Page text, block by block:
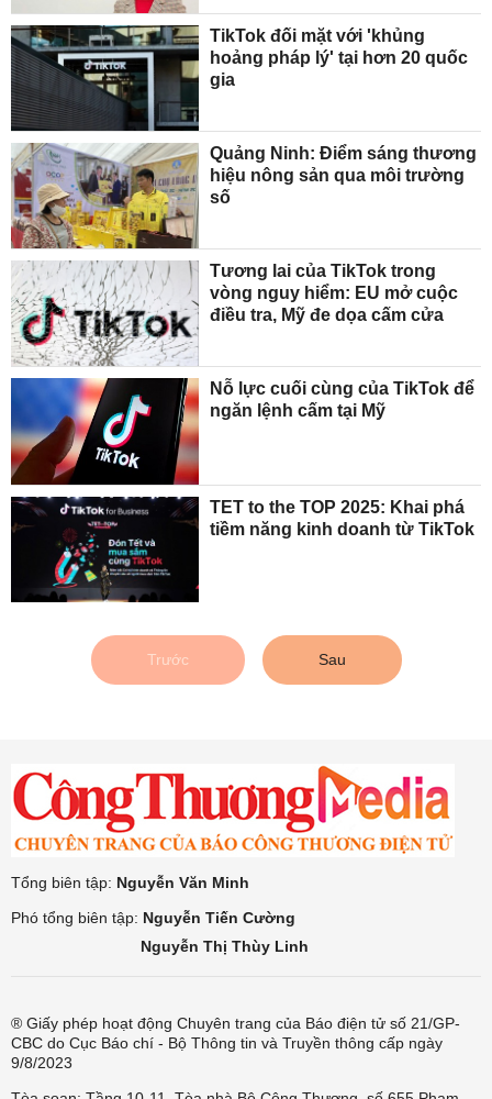
TikTok đối mặt với 'khủng
hoảng pháp lý' tại hơn 20 quốc
gia
Quảng Ninh: Điểm sáng thương
hiệu nông sản qua môi trường
số
Tương lai của TikTok trong
vòng nguy hiểm: EU mở cuộc
điều tra, Mỹ đe dọa cấm cửa
Nỗ lực cuối cùng của TikTok để
ngăn lệnh cấm tại Mỹ
TET to the TOP 2025: Khai phá
tiềm năng kinh doanh từ TikTok
Trước Sau
Tổng biên tập: Nguyễn Văn Minh
Phó tổng biên tập: Nguyễn Tiến Cường
Nguyễn Thị Thùy Linh
® Giấy phép hoạt động Chuyên trang của Báo điện tử số 21/GP-
CBC do Cục Báo chí - Bộ Thông tin và Truyền thông cấp ngày
9/8/2023